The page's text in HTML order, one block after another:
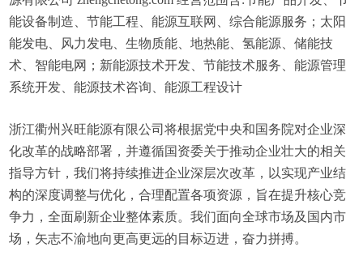
能设备制造、节能工程、能源互联网、综合能源服务；太阳
能发电、风力发电、生物质能、地热能、氢能源、储能技
术、智能电网；新能源技术开发、节能技术服务、能源管理
系统开发、能源技术咨询、能源工程设计
浙江衢州兴旺能源有限公司将根据党中央和国务院对企业深
化改革的战略部署，并遵循国资委关于推动企业壮大的相关
指导方针，我们将持续推进企业深层次改革，以实现产业结
构的深度调整与优化，合理配置各项资源，旨在提升核心竞
争力，全面刷新企业整体素质。我们面向全球市场及国内市
场，矢志不渝地向更高更远的目标迈进，奋力拼搏。